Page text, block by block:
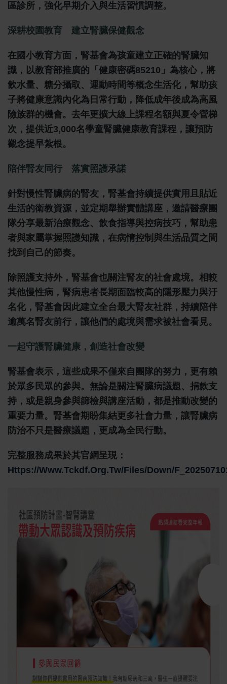
區診所，強化早期介入與生活習慣調整。
深耕校園教育 建立腎臟保健觀念
在國小教育方面，腎基會為孩童建立正確的腎臟知
識，以教育部推廣的「健康密碼85210」為核心，將
飲水量、糖分攝取、運動時間等概念生活化，幫助孩
子將健康意識內化為日常行動，降低成年後成為高風
險族群的機會。去年更擴大線上課程名額與夏令營梯
次，提供近3,000名學童腎臟健康教育課程，讓預防
觀念提早紮根。
陪伴腎友同行 落實照護承諾
針對慢性腎臟病的腎友，腎基會持續提供實用且貼近
生活的衛教資源，並定期舉辦實體講座，邀請醫療團
隊分享最新治療觀念、飲食指導與控病技巧，幫助患
者與家屬掌握照護知識，在病情控制與生活品質之間
找到自己的節奏。
除照護支持外，腎基會也關注腎友的社會處境。相較
其他慢性病，腎病患者長期面臨較高的隱形壓力與汙
名化，腎基會因此建立全台最大腎友社群，持續陪伴
逾萬名腎友前行，讓他們的處境與需求被社會看見。
一起守護腎臟健康，創造社會改變
腎基會表示，這些成果不僅來自團隊的努力，更有賴
於眾多民眾的參與。無論是關注腎臟病議題、捐款支
持，或是親身參與篩檢與講座活動，都是推動改變的
重要力量。腎基會期盼集結更多社會力量，讓腎臟病
防治不只是醫療議題，更成為全民行動。
完整服務成果於其官網呈現：
Https://www.tckdf.org.tw/files/down/